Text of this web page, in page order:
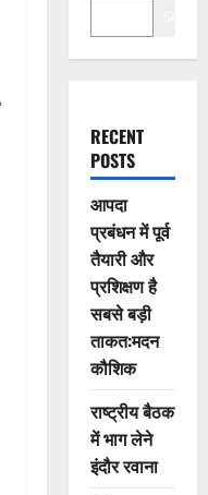
RECENT
POSTS
आपदा
प्रबंधन में पूर्व
तैयारी और
प्रशिक्षण है
सबसे बड़ी
ताकत:मदन
कौशिक
राष्ट्रीय बैठक
में भाग लेने
इंदौर रवाना